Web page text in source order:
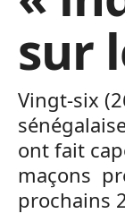
sur
Vingt-six
ont fait
maçons
prochains